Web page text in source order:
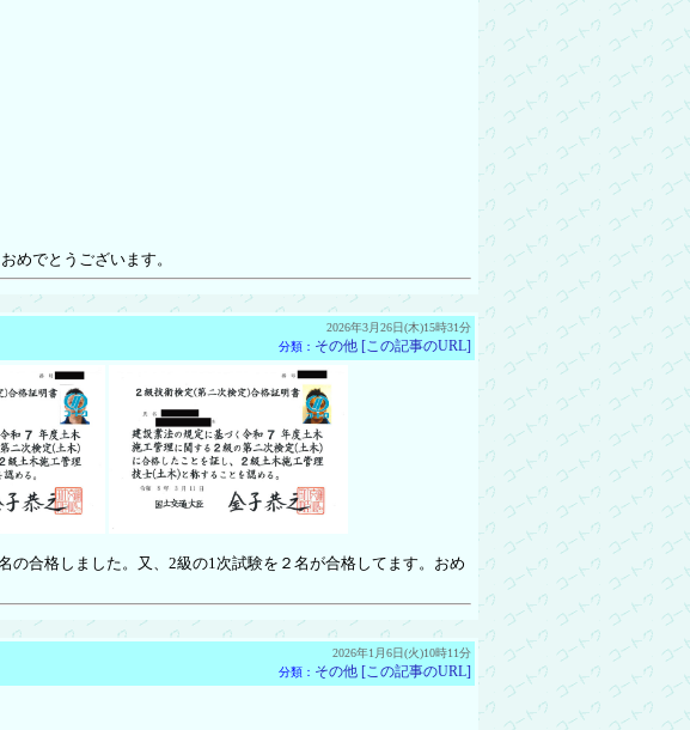
めでとうございます。
2026年3月26日(木)15時31分
分類： その他 [この記事のURL]
の合格しました。又、2級の1次試験を２名が合格してます。おめ
2026年1月6日(火)10時11分
分類： その他 [この記事のURL]